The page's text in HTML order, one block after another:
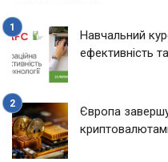
Навчальний
ефективність
Європа